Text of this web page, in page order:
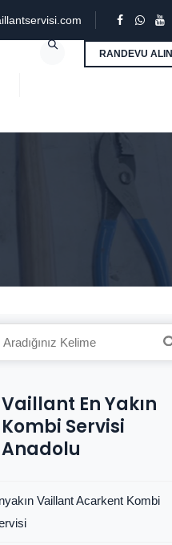
RANDEVU ALIN
Vaillant En Yakın
Kombi Servisi
Anadolu
Vaillant Acarkent Kombi